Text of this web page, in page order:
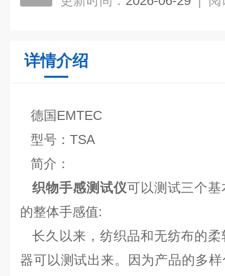
详情介绍
德国EMTEC
型号：TSA
简介：
织物手感测试仪可以测试三个
的整体手感值:
长久以来，纺织品和无纺布的
器可以测试出来。因为产品的多